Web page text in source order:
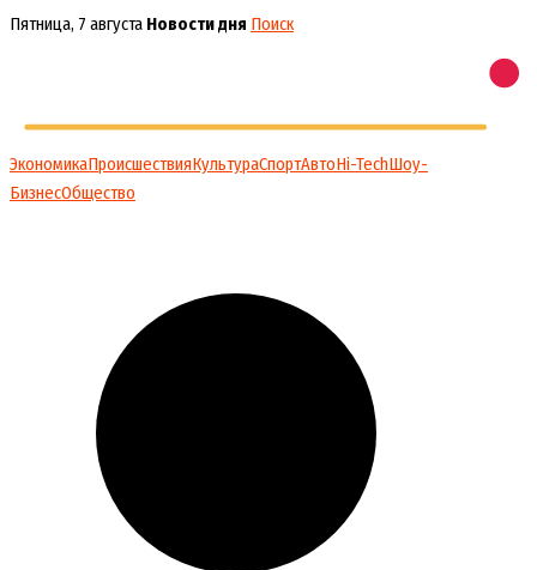
Перейти
Пятница, 7 августа Новости дня Поиск
ЭкономикаПроисшествияКультураСпортАвтоHi-TechШоу-
БизнесОбщество